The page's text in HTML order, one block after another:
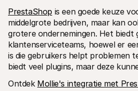
PrestaShop is een goede keuze
middelgrote bedrijven, maar kan
grotere ondernemingen. Het biedt
klantenserviceteams, hoewel er
is die gebruikers helpt problemen
biedt veel plugins, maar deze
Ontdek Mollie's integratie met